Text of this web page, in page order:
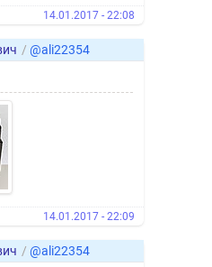
14.01.2017 - 22:08
/ @ali22354
14.01.2017 - 22:09
/ @ali22354